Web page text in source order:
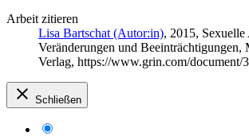
Arbeit zitieren
Lisa Bartschat (Autor:in), 2015,
Veränderungen und
Verlag, https://www.grin.com/document/
Schließen